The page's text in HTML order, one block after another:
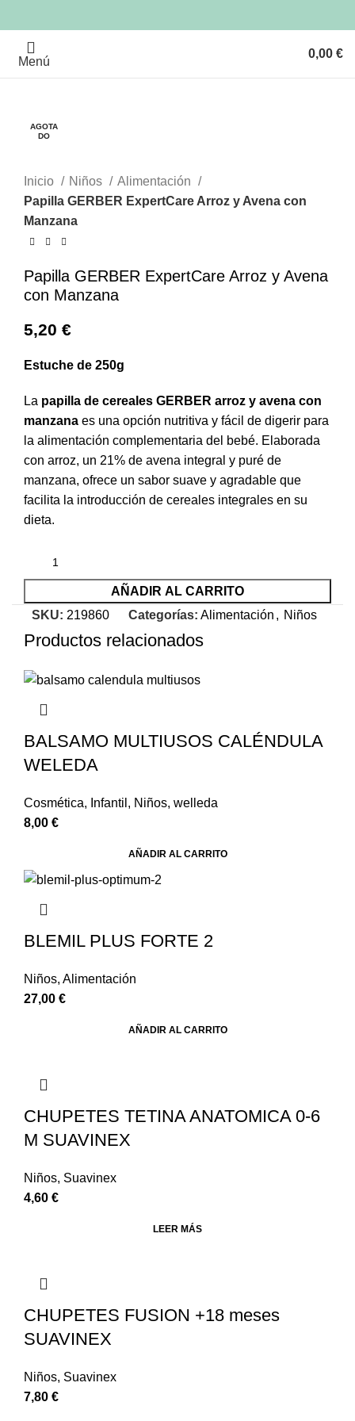
Menú
0,00 €
Inicio
Niños
Alimentación
Papilla GERBER ExpertCare Arroz y Avena con
Manzana
Papilla GERBER ExpertCare Arroz y Avena
con Manzana
5,20 €
Estuche de 250g
La papilla de cereales GERBER arroz y avena con
manzana es una opción nutritiva y fácil de digerir para
la alimentación complementaria del bebé. Elaborada
con arroz, un 21% de avena integral y puré de
manzana, ofrece un sabor suave y agradable que
facilita la introducción de cereales integrales en su
dieta.
AÑADIR AL CARRITO
SKU: 219860 Categorías: Alimentación , Niños
Productos relacionados
BALSAMO MULTIUSOS CALÉNDULA
WELEDA
Cosmética, Infantil , Niños, welleda
8,00 €
AÑADIR AL CARRITO
BLEMIL PLUS FORTE 2
Niños, Alimentación
27,00 €
AÑADIR AL CARRITO
AGOTA
DO
CHUPETES TETINA ANATOMICA 0-6
M SUAVINEX
Niños, Suavinex
4,60 €
LEER MÁS
AGOTA
DO
CHUPETES FUSION +18 meses
SUAVINEX
Niños, Suavinex
7,80 €